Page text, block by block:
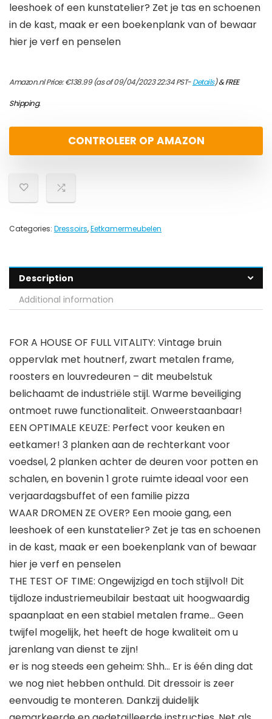
leeshoek of een kunstatelier? Zet je tas en schoenen
in de kast, maak er een boekenplank van of bewaar
hier je verf en penselen
Amazon.nl Price:€138.99(as of 09/04/2023 22:34 PST-Details)&FREE
Shipping.
CONTROLEER OP AMAZON
Categories: Dressoirs,Eetkamermeubelen
Description
Additional information
FOR A HOUSE OF FULL VITALITY: Vintage bruin
oppervlak met houtnerf, zwart metalen frame,
roosters en louvredeuren – dit meubelstuk
belichaamt de industriële stijl. Warme beveiliging
ontmoet ruwe functionaliteit. Onweerstaanbaar!
EEN OPTIMALE KEUZE: Perfect voor keuken en
eetkamer! 3 planken aan de rechterkant voor
voedsel, 2 planken achter de deuren voor potten en
schalen, en bovenin 1 grote ruimte ideaal voor een
verjaardagsbuffet of een familie pizza
WAAR DROMEN ZE OVER? Een mooie gang, een
leeshoek of een kunstatelier? Zet je tas en schoenen
in de kast, maak er een boekenplank van of bewaar
hier je verf en penselen
THE TEST OF TIME: Ongewijzigd en toch stijlvol! Dit
tijdloze industriemeubilair bestaat uit hoogwaardig
spaanplaat en een stabiel metalen frame… Geen
twijfel mogelijk, het heeft de hoge kwaliteit om u
jarenlang van dienst te zijn!
er is nog steeds een geheim: Shh… Er is één ding dat
we nog niet hebben onthuld. Dit dressoir is zeer
eenvoudig te monteren. Dankzij duidelijk